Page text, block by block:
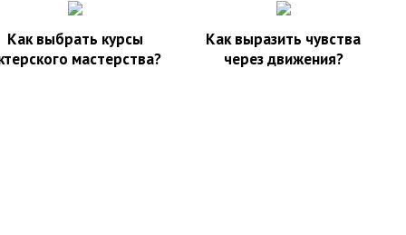
Как выбрать курсы
мастерства?
Как выразить чувства
через движения?